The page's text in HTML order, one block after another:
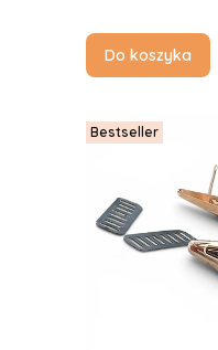
Do koszyka
Bestseller